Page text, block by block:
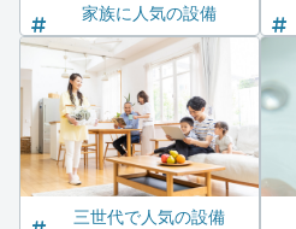
家族に人気の設備
三世代で人気の設備